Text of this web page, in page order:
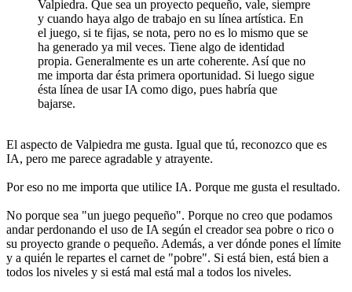
Valpiedra. Que sea un proyecto pequeño, vale, siempre
y cuando haya algo de trabajo en su línea artística. En
el juego, si te fijas, se nota, pero no es lo mismo que se
ha generado ya mil veces. Tiene algo de identidad
propia. Generalmente es un arte coherente. Así que no
me importa dar ésta primera oportunidad. Si luego sigue
ésta línea de usar IA como digo, pues habría que
bajarse.
El aspecto de Valpiedra me gusta. Igual que tú, reconozco que es
IA, pero me parece agradable y atrayente.
Por eso no me importa que utilice IA. Porque me gusta el resultado.
No porque sea "un juego pequeño". Porque no creo que podamos
andar perdonando el uso de IA según el creador sea pobre o rico o
su proyecto grande o pequeño. Además, a ver dónde pones el límite
y a quién le repartes el carnet de "pobre". Si está bien, está bien a
todos los niveles y si está mal está mal a todos los niveles.